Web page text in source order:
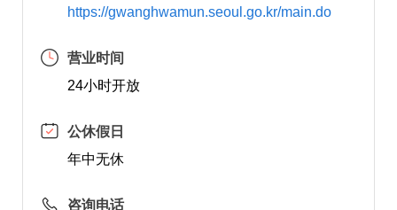
https://gwanghwamun.seoul.go.kr/main.do
营业时间
24小时开放
公休假日
年中无休
咨询电话